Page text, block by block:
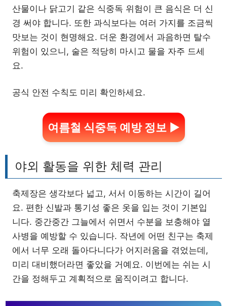
산물이나 닭고기 같은 식중독 위험이 큰 음식은 더 신
경 써야 합니다. 또한 과식보다는 여러 가지를 조금씩
맛보는 것이 현명해요. 더운 환경에서 과음하면 탈수
위험이 있으니, 술은 적당히 마시고 물을 자주 드세
요.
공식 안전 수칙도 미리 확인하세요.
여름철 식중독 예방 정보 ▶
야외 활동을 위한 체력 관리
축제장은 생각보다 넓고, 서서 이동하는 시간이 길어
요. 편한 신발과 통기성 좋은 옷을 입는 것이 기본입
니다. 중간중간 그늘에서 쉬면서 수분을 보충해야 열
사병을 예방할 수 있습니다. 작년에 어떤 친구는 축제
에서 너무 오래 돌아다니다가 어지러움을 겪었는데,
미리 대비했더라면 좋았을 거예요. 이번에는 쉬는 시
간을 정해두고 계획적으로 움직이려고 합니다.